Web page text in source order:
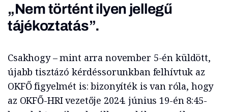
„Nem történt ilyen jellegű
tájékoztatás”.
Csakhogy – mint arra november 5-én küldött,
újabb tisztázó kérdéssorunkban felhívtuk az
OKFŐ figyelmét is: bizonyíték is van róla, hogy
az OKFŐ-HRI vezetője 2024. június 19-én 8:45-